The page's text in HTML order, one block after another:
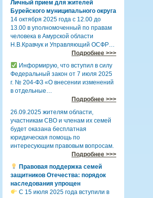
Личный прием для жителей
Бурейского муниципального округа
14 октября 2025 года с 12.00 до
13.00 в уполномоченный по правам
человека в Амурской области
Н.В.Кравчук и Управляющий ОСФР…
Подробнее >>>
Информирую, что вступил в силу
Федеральный закон от 7 июля 2025
г. № 204-ФЗ «О внесении изменений
в отдельные…
Подробнее >>>
26.09.2025 жителям области,
участникам СВО и членам их семей
будет оказана бесплатная
юридическая помощь по
интересующим правовым вопросам.
Подробнее >>>
Правовая поддержка семей
защитников Отечества: порядок
наследования упрощен
С 15 июля 2025 года вступили в